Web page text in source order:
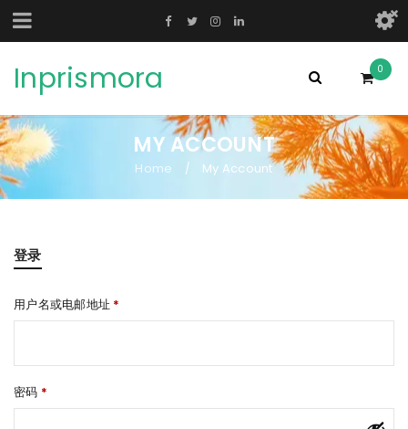
Inprismora 0
MY ACCOUNT
Home / My Account
登录
用户名或电邮地址 *
密码 *